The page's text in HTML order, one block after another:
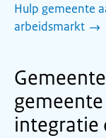
Hulp gemeente
arbeidsmarkt
integratie